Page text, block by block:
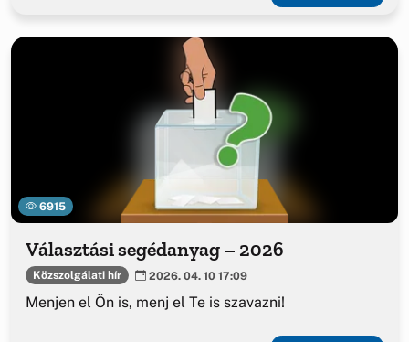
6915
Választási segédanyag – 2026
Közszolgálati hír 2026. 04. 10 17:09
Menjen el Ön is, menj el Te is szavazni!